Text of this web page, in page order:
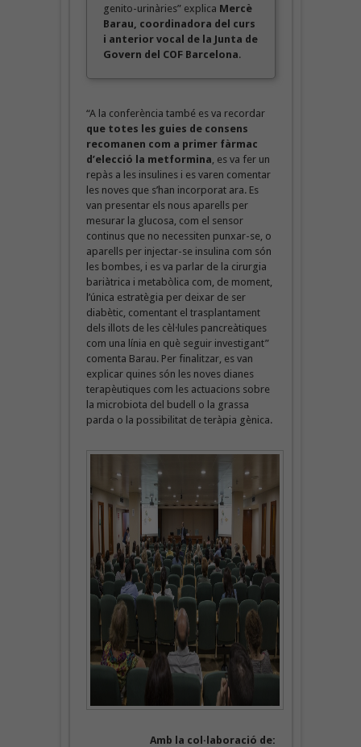
genito-urinàries” explica Mercè
Barau, coordinadora del curs
i anterior vocal de la Junta de
Govern del COF Barcelona.
“A la conferència també es va recordar
que totes les guies de consens
recomanen com a primer fàrmac
d’elecció la metformina , es va fer un
repàs a les insulines i es varen comentar
les noves que s’han incorporat ara. Es
van presentar els nous aparells per
mesurar la glucosa, com el sensor
continus que no necessiten punxar-se, o
aparells per injectar-se insulina com són
les bombes, i es va parlar de la cirurgia
bariàtrica i metabòlica com, de moment,
l’única estratègia per deixar de ser
diabètic, comentant el trasplantament
dels illots de les cèl·lules pancreàtiques
com una línia en què seguir investigant”
comenta Barau. Per finalitzar, es van
explicar quines són les noves dianes
terapèutiques com les actuacions sobre
la microbiota del budell o la grassa
parda o la possibilitat de teràpia gènica.
Amb la col·laboració de: